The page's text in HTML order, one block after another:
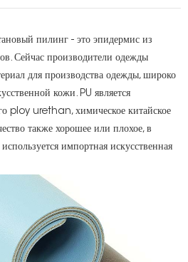
пилинг - это эпидермис из
Сейчас производители одежды
для производства одежды, широко
кожи. PU является
ploy urethan, химическое китайское
также хорошее или плохое, в
импортная искусственная